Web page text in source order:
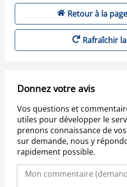
Retour à la
Rafraîchir
Donnez votre avis
Vos questions et
utiles pour développer le
prenons connaissance de
sur demande, nous y
rapidement possible.